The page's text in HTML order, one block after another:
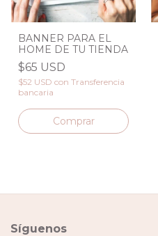
BANNER PARA EL
HOME DE TU TIENDA
$65 USD
$52 USD con Transferencia
bancaria
Síguenos